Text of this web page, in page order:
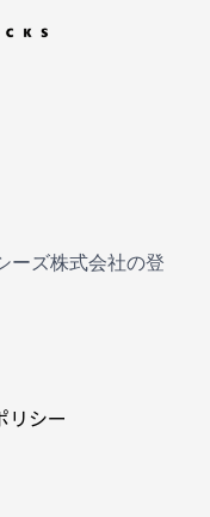
ーズ株式会社の登
リシー